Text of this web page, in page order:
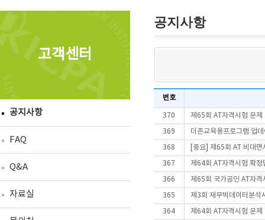
고객센터
공지사항
FAQ
Q&A
자료실
공지사항
번호
370 제65회 AT자격시험 문
369 더존교육용프로그램 업
368 [중요] 제65회 AT 비대
367 제64회 AT자격시험 확정
366 제65회 국가공인 AT자격
365 제3회 재무빅데이터분석
364 제64회 AT자격시험 문